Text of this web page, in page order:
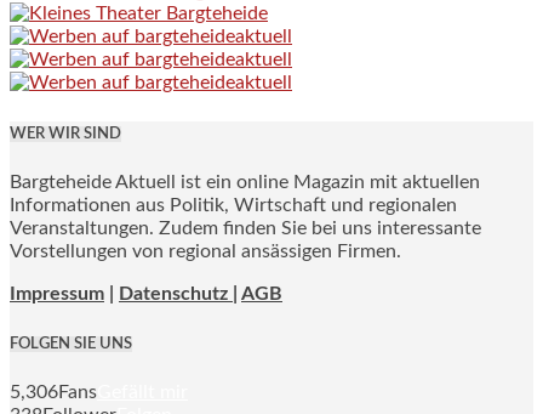
WER WIR SIND
Bargteheide Aktuell ist ein online Magazin mit aktuellen
Informationen aus Politik, Wirtschaft und regionalen
Veranstaltungen. Zudem finden Sie bei uns interessante
Vorstellungen von regional ansässigen Firmen.
Impressum Datenschutz | AGB
FOLGEN SIE UNS
5,306Fans